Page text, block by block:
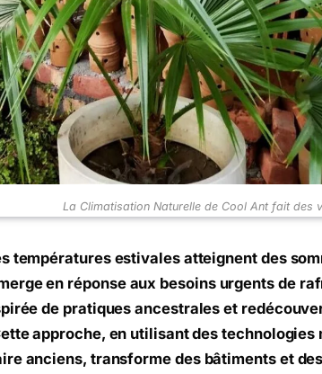
La Climatisation Naturelle de Cool Ant fait des
températures estivales atteignent des
en réponse aux besoins urgents de
de pratiques ancestrales et
approche, en utilisant des technologies
anciens, transforme des bâtiments et